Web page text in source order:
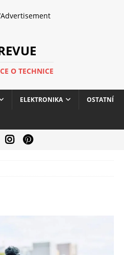
O TECHNICE
ELEKTRONIKA OSTATNÍ